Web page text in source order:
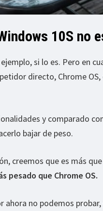
10S no
si lo es. Pero en
directo, Chrome
y comparado
bajar de peso.
creemos que es más
pesado que Chrome OS.
ahora no podemos